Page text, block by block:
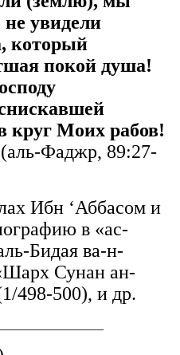
увидели
который
покой душа!
круг Моих рабов!
(аль-Фаджр, 89:27-
Ибн ‘Аббасом и
в «ас-
Бидая ва-н-
Сунан ан-
498-500), и др.